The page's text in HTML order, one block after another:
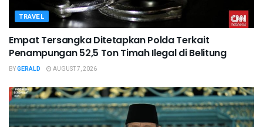
TRAVEL
Empat Tersangka Ditetapkan Polda Terkait
Penampungan 52,5 Ton Timah Ilegal di Belitung
BYGERALD AUGUST 7, 2026